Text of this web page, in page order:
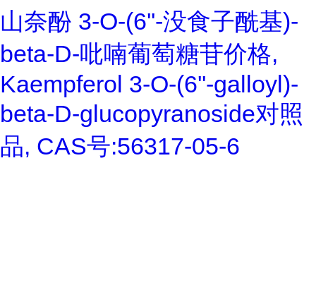
山奈酚 3-O-(6''-没食子酰基)-
beta-D-吡喃葡萄糖苷价格,
Kaempferol 3-O-(6''-galloyl)-
beta-D-glucopyranoside对照
品, CAS号:56317-05-6